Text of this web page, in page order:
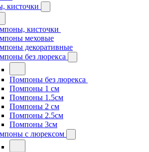
кисточки
кисточки
меховые
декоративные
без люрекса
Помпоны без люрекса
Помпоны 1 см
Помпоны 1.5см
Помпоны 2 см
Помпоны 2.5см
Помпоны 3см
с люрексом